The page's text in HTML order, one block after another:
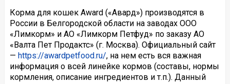
Корма для кошек Award («Авард») производятся в
России в Белгородской области на заводах ООО
«Лимкорм» и АО «Лимкорм Петфуд» по заказу АО
«Валта Пет Продактс» (г. Москва). Официальный сайт
— https://awardpetfood.ru/, на нем есть вся важная
информация о всей линейке кормов (составы, нормы
кормления, описание ингредиентов и т.п.). Данный